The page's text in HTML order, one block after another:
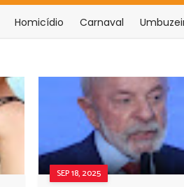
Homicídio Carnaval
SEP 18, 2025